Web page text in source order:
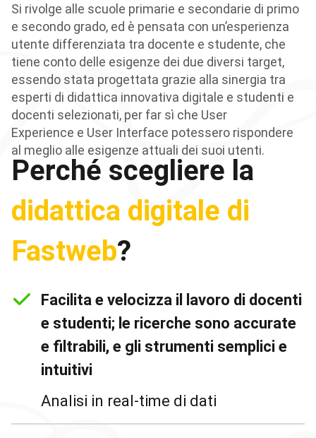
Si rivolge alle scuole primarie e secondarie di primo
e secondo grado, ed è pensata con un’esperienza
utente differenziata tra docente e studente, che
tiene conto delle esigenze dei due diversi target,
essendo stata progettata grazie alla sinergia tra
esperti di didattica innovativa digitale e studenti e
docenti selezionati, per far sì che User
Experience e User Interface potessero rispondere
al meglio alle esigenze attuali dei suoi utenti.
Perché scegliere la
didattica digitale di
Fastweb?
Facilita e velocizza il lavoro di docenti
e studenti; le ricerche sono accurate
e filtrabili, e gli strumenti semplici e
intuitivi
Analisi in real-time di dati